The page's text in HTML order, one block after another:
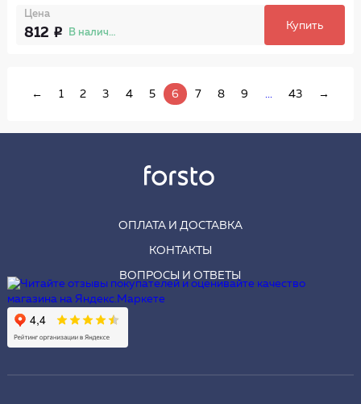
Цена
812 В наличии
Купить
← 1 2 3 4 5 6 7 8 9 ... 43 →
ОПЛАТА И ДОСТАВКА
КОНТАКТЫ
ВОПРОСЫ И ОТВЕТЫ